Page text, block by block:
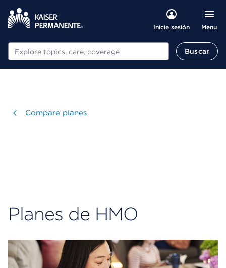
Inicie sesión Menu
Buscar Buscar
Visitar
Compare planes
Planes de HMO